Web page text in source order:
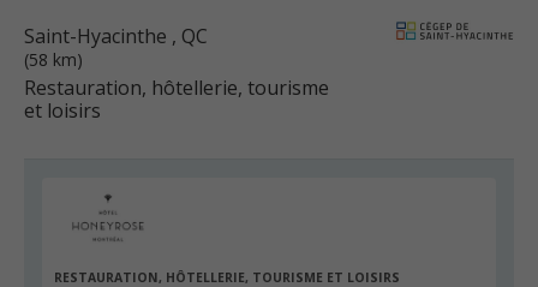
Saint-Hyacinthe , QC
(58 km)
Restauration, hôtellerie, tourisme
et loisirs
RESTAURATION, HÔTELLERIE, TOURISME ET LOISIRS